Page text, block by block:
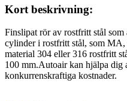
Kort beskrivning:
Finslipat rör av rostfritt stål
cylinder i rostfritt stål, som
material 304 eller 316 rostfritt
100 mm.Autoair kan hjälpa dig
konkurrenskraftiga kostnader.